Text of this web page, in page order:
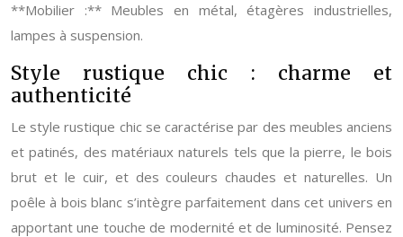
**Mobilier :** Meubles en métal, étagères industrielles,
lampes à suspension.
Style rustique chic : charme et
authenticité
Le style rustique chic se caractérise par des meubles anciens
et patinés, des matériaux naturels tels que la pierre, le bois
brut et le cuir, et des couleurs chaudes et naturelles. Un
poêle à bois blanc s’intègre parfaitement dans cet univers en
apportant une touche de modernité et de luminosité. Pensez